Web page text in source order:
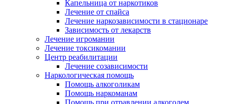
Капельница от наркотиков
Лечение от спайса
Лечение наркозависимости в стационаре
Зависимость от лекарств
Лечение игромании
Лечение токсикомании
Центр реабилитации
Лечение созависимости
Наркологическая помощь
Помощь алкоголикам
Помощь наркоманам
Помощь при отравлении алкоголем